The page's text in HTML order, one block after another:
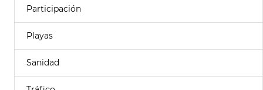
Participación
Playas
Sanidad